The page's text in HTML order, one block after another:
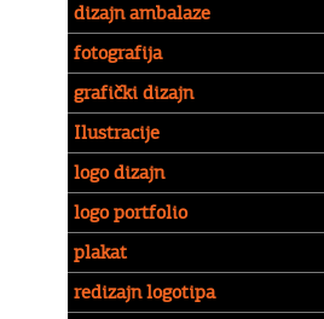
dizajn ambalaze
fotografija
grafički dizajn
Ilustracije
logo dizajn
logo portfolio
plakat
redizajn logotipa